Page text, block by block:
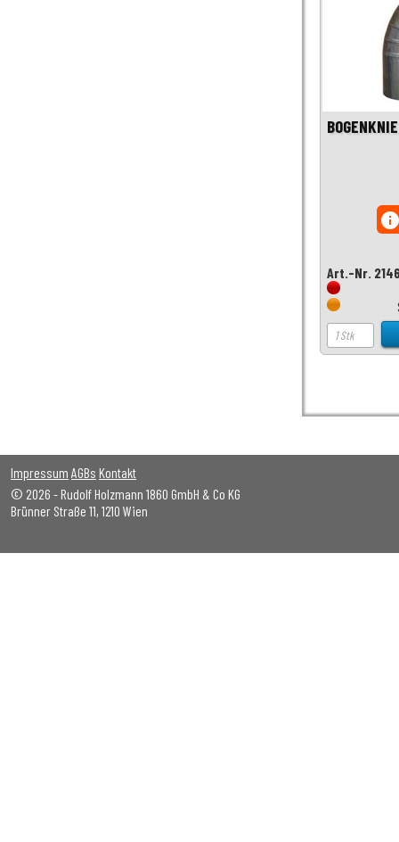
Art.-Nr.
Impressum AGBs Kontakt
© 2026 - Rudolf Holzmann 1860 GmbH & Co KG
Brünner Straße 11, 1210 Wien